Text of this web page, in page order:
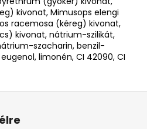
kivonat, Mimusops elengi
racemosa (kéreg) kivonat,
kivonat, nátrium-szilikát,
szacharin, benzil-
limonén, CI 42090, CI